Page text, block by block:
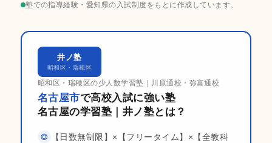
塾での指導経験・愛知県の入試制度をもとに作成しています。
井ノ塾
昭和区・瑞穂区
昭和区・瑞穂区の少人数学習塾｜川原通校・弥富通校
名古屋市で高校入試に強い塾
名古屋の学習塾｜井ノ塾とは？
◎
【日数無制限】×【フリータイム】×【全教科